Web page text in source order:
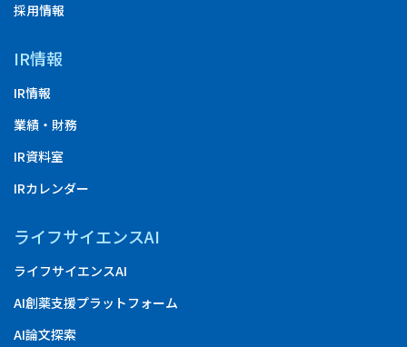
採用情報
IR情報
IR情報
業績・財務
IR資料室
IRカレンダー
ライフサイエンスAI
ライフサイエンスAI
AI創薬支援プラットフォーム
AI論文探索